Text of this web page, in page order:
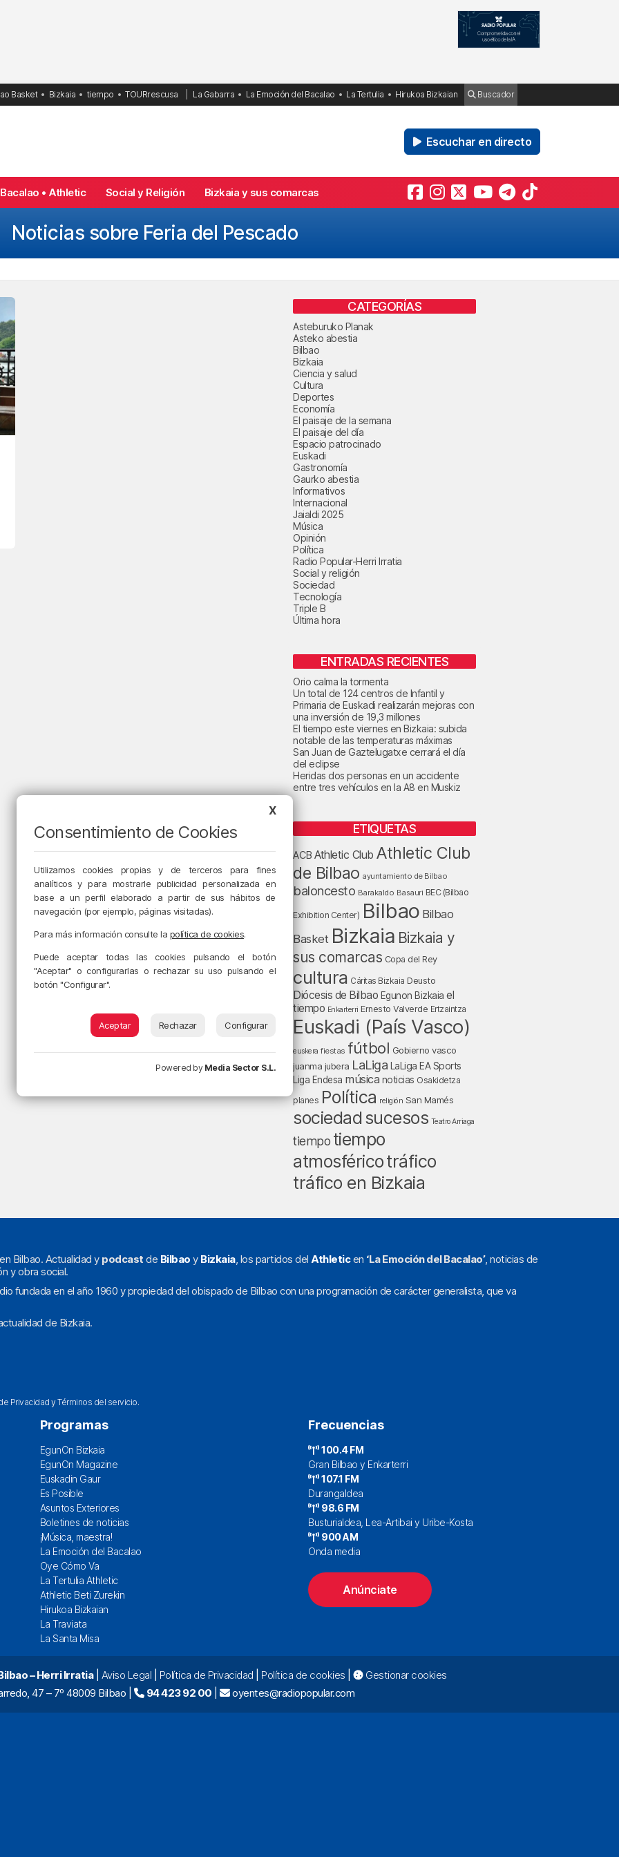
Basket Bizkaia tiempo TOURrescusa La Gabarra La Emoción del Bacalao La Tertulia Hirukoa Bizkaian Buscador
Escuchar en directo
Bacalao • Athletic Social y Religión Bizkaia y sus comarcas
Noticias sobre Feria del Pescado
CATEGORÍAS
Asteburuko Planak
Asteko abestia
Bilbao
Bizkaia
Ciencia y salud
Cultura
Deportes
Economía
El paisaje de la semana
El paisaje del día
Espacio patrocinado
Euskadi
Gastronomía
Gaurko abestia
Informativos
Internacional
Jaialdi 2025
Música
Opinión
Política
Radio Popular-Herri Irratia
Social y religión
Sociedad
Tecnología
Triple B
Última hora
ENTRADAS RECIENTES
Orio calma la tormenta
Un total de 124 centros de Infantil y
Primaria de Euskadi realizarán mejoras con
una inversión de 19,3 millones
El tiempo este viernes en Bizkaia: subida
notable de las temperaturas máximas
San Juan de Gaztelugatxe cerrará el día
del eclipse
Heridas dos personas en un accidente
entre tres vehículos en la A8 en Muskiz
ETIQUETAS
ACB Athletic Club Athletic Club
de Bilbao ayuntamiento de Bilbao
baloncesto Barakaldo Basauri BEC (Bilbao
Exhibition Center) Bilbao Bilbao
Basket Bizkaia Bizkaia y
sus comarcas Copa del Rey
cultura Cáritas Bizkaia Deusto
Diócesis de Bilbao Egunon Bizkaia el
tiempo Enkarterri Ernesto Valverde Ertzaintza
Euskadi (País Vasco)
euskera fiestas fútbol Gobierno vasco
juanma jubera LaLiga LaLiga EA Sports
Liga Endesa música noticias Osakidetza
planes Política religión San Mamés
sociedad sucesos Teatro Arriaga
tiempo tiempo
atmosféricotráfico
tráfico en Bizkaia
Bilbao. Actualidad y podcast de Bilbao y Bizkaia, los partidos del Athleticen ‘La Emoción del Bacalao’, noticias de
y obra social.
fundada en el año 1960 y propiedad del obispado de Bilbao con una programación de carácter generalista, que va
de Bizkaia.
PrivacidadyTérminos del servicio.
Programas
EgunOn Bizkaia
EgunOn Magazine
Euskadin Gaur
Es Posible
Asuntos Exteriores
Boletines de noticias
¡Música, maestra!
La Emoción del Bacalao
Oye Cómo Va
La Tertulia Athletic
Athletic Beti Zurekin
Hirukoa Bizkaian
La Traviata
La Santa Misa
Frecuencias
100.4 FM
Gran Bilbao y Enkarterri
107.1 FM
Durangaldea
98.6 FM
Busturialdea, Lea-Artibai y Uribe-Kosta
900 AM
Onda media
Anúnciate
– Herri Irratia| Aviso Legal Política de Privacidad Política de cookies
Gestionar cookies
47 – 7º 48009 Bilbao |
94 423 92 00 | oyentes@radiopopular.com
X
Consentimiento de Cookies
Utilizamos cookies propias y de terceros para fines
analíticos y para mostrarle publicidad personalizada en
base a un perfil elaborado a partir de sus hábitos de
navegación (por ejemplo, páginas visitadas).
Para más información consulte la política de cookies.
Puede aceptar todas las cookies pulsando el botón
"Aceptar" o configurarlas o rechazar su uso pulsando el
botón "Configurar".
Aceptar Rechazar Configurar
Powered by Media Sector S.L.